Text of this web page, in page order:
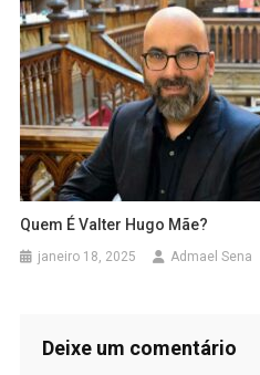
Quem É Valter Hugo Mãe?
janeiro 18, 2025 Admael Sena
Deixe um comentário